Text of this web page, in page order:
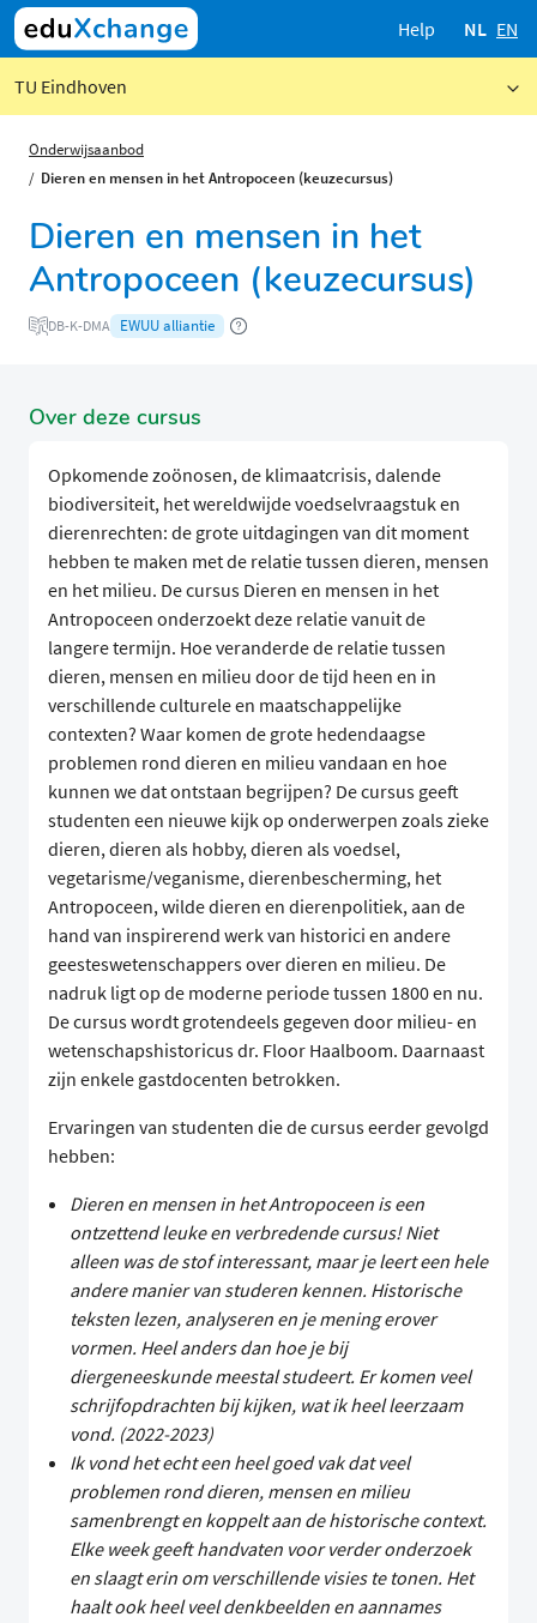
Help NL EN
TU Eindhoven
Onderwijsaanbod
Dieren en mensen in het Antropoceen (keuzecursus)
Dieren en mensen in het
Antropoceen (keuzecursus)
DB-K-DMA EWUU alliantie
Over deze cursus
Opkomende zoönosen, de klimaatcrisis, dalende
biodiversiteit, het wereldwijde voedselvraagstuk en
dierenrechten: de grote uitdagingen van dit moment
hebben te maken met de relatie tussen dieren, mensen
en het milieu. De cursus Dieren en mensen in het
Antropoceen onderzoekt deze relatie vanuit de
langere termijn. Hoe veranderde de relatie tussen
dieren, mensen en milieu door de tijd heen en in
verschillende culturele en maatschappelijke
contexten? Waar komen de grote hedendaagse
problemen rond dieren en milieu vandaan en hoe
kunnen we dat ontstaan begrijpen? De cursus geeft
studenten een nieuwe kijk op onderwerpen zoals zieke
dieren, dieren als hobby, dieren als voedsel,
vegetarisme/veganisme, dierenbescherming, het
Antropoceen, wilde dieren en dierenpolitiek, aan de
hand van inspirerend werk van historici en andere
geesteswetenschappers over dieren en milieu. De
nadruk ligt op de moderne periode tussen 1800 en nu.
De cursus wordt grotendeels gegeven door milieu- en
wetenschapshistoricus dr. Floor Haalboom. Daarnaast
zijn enkele gastdocenten betrokken.
Ervaringen van studenten die de cursus eerder gevolgd
hebben:
Dieren en mensen in het Antropoceen is een
ontzettend leuke en verbredende cursus! Niet
alleen was de stof interessant, maar je leert een hele
andere manier van studeren kennen. Historische
teksten lezen, analyseren en je mening erover
vormen. Heel anders dan hoe je bij
diergeneeskunde meestal studeert. Er komen veel
schrijfopdrachten bij kijken, wat ik heel leerzaam
vond. (2022-2023)
Ik vond het echt een heel goed vak dat veel
problemen rond dieren, mensen en milieu
samenbrengt en koppelt aan de historische context.
Elke week geeft handvaten voor verder onderzoek
en slaagt erin om verschillende visies te tonen. Het
haalt ook heel veel denkbeelden en aannames